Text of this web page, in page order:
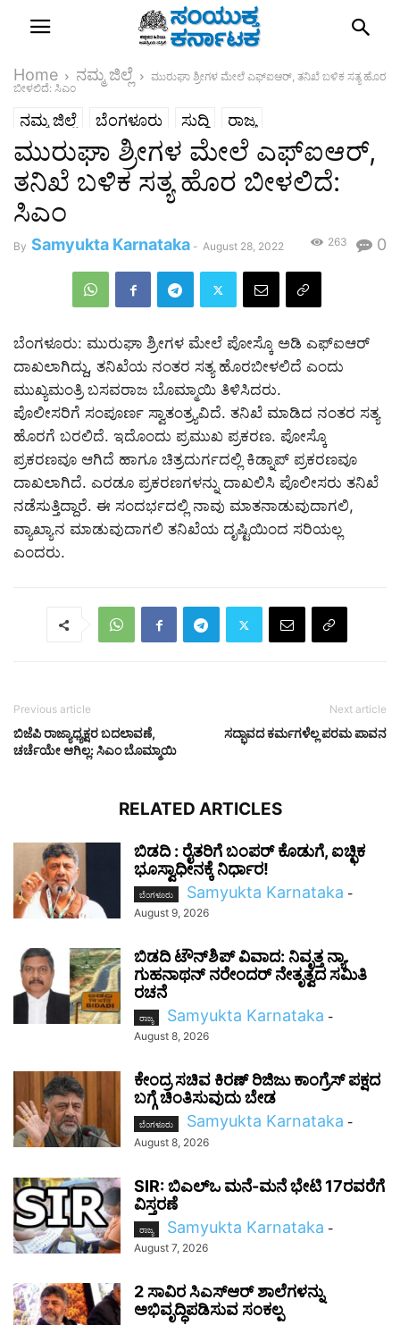
Home ನಮ್ಮ ಜಿಲ್ಲೆ
ಮುರುಘಾ ಶ್ರೀಗಳ ಮೇಲೆ ಎಫ್ಐಆರ್, ತನಿಖೆ ಬಳಿಕ ಸತ್ಯ ಹೊರ
ಬೀಳಲಿದೆ: ಸಿಎಂ
ನಮ್ಮ ಜಿಲ್ಲೆ ಬೆಂಗಳೂರು ಸುದ್ದಿ ರಾಜ್ಯ
ಮುರುಘಾ ಶ್ರೀಗಳ ಮೇಲೆ ಎಫ್ಐಆರ್,
ತನಿಖೆ ಬಳಿಕ ಸತ್ಯ ಹೊರ ಬೀಳಲಿದೆ:
ಸಿಎಂ
By Samyukta Karnataka - August 28, 2022 0
263
ಬೆಂಗಳೂರು: ಮುರುಘಾ ಶ್ರೀಗಳ ಮೇಲೆ ಪೋಸ್ಕೊ ಅಡಿ ಎಫ್ಐಆರ್
ದಾಖಲಾಗಿದ್ದು, ತನಿಖೆಯ ನಂತರ ಸತ್ಯ ಹೊರಬೀಳಲಿದೆ ಎಂದು
ಮುಖ್ಯಮಂತ್ರಿ ಬಸವರಾಜ ಬೊಮ್ಮಾಯಿ ತಿಳಿಸಿದರು.
ಪೊಲೀಸರಿಗೆ ಸಂಪೂರ್ಣ ಸ್ವಾತಂತ್ರ್ಯವಿದೆ. ತನಿಖೆ ಮಾಡಿದ ನಂತರ ಸತ್ಯ
ಹೊರಗೆ ಬರಲಿದೆ. ಇದೊಂದು ಪ್ರಮುಖ ಪ್ರಕರಣ. ಪೋಸ್ಕೊ
ಪ್ರಕರಣವೂ ಆಗಿದೆ ಹಾಗೂ ಚಿತ್ರದುರ್ಗದಲ್ಲಿ ಕಿಡ್ನಾಪ್ ಪ್ರಕರಣವೂ
ದಾಖಲಾಗಿದೆ. ಎರಡೂ ಪ್ರಕರಣಗಳನ್ನು ದಾಖಲಿಸಿ ಪೊಲೀಸರು ತನಿಖೆ
ನಡೆಸುತ್ತಿದ್ದಾರೆ. ಈ ಸಂದರ್ಭದಲ್ಲಿ ನಾವು ಮಾತನಾಡುವುದಾಗಲಿ,
ವ್ಯಾಖ್ಯಾನ ಮಾಡುವುದಾಗಲಿ ತನಿಖೆಯ ದೃಷ್ಟಿಯಿಂದ ಸರಿಯಲ್ಲ
ಎಂದರು.
Previous article
ಬಿಜೆಪಿ ರಾಜ್ಯಾಧ್ಯಕ್ಷರ ಬದಲಾವಣೆ,
ಚರ್ಚೆಯೇ ಆಗಿಲ್ಲ: ಸಿಎಂ ಬೊಮ್ಮಾಯಿ
Next article
ಸದ್ಭಾವದ ಕರ್ಮಗಳೆಲ್ಲ ಪರಮ ಪಾವನ
RELATED ARTICLES
ಬಿಡದಿ : ರೈತರಿಗೆ ಬಂಪರ್ ಕೊಡುಗೆ, ಐಚ್ಛಿಕ
ಭೂಸ್ವಾಧೀನಕ್ಕೆ ನಿರ್ಧಾರ!
ಬೆಂಗಳೂರು Samyukta Karnataka -
August 9, 2026
ಬಿಡದಿ ಟೌನ್‌ಶಿಪ್ ವಿವಾದ: ನಿವೃತ್ತ ನ್ಯಾ.
ಗುಹನಾಥನ್ ನರೇಂದರ್ ನೇತೃತ್ವದ ಸಮಿತಿ
ರಚನೆ
ರಾಜ್ಯ Samyukta Karnataka -
August 8, 2026
ಕೇಂದ್ರ ಸಚಿವ ಕಿರಣ್ ರಿಜಿಜು ಕಾಂಗ್ರೆಸ್ ಪಕ್ಷದ
ಬಗ್ಗೆ ಚಿಂತಿಸುವುದು ಬೇಡ
ಬೆಂಗಳೂರು Samyukta Karnataka -
August 8, 2026
SIR: ಬಿಎಲ್ಒ ಮನೆ-ಮನೆ ಭೇಟಿ 17ರವರೆಗೆ
ವಿಸ್ತರಣೆ
ರಾಜ್ಯ Samyukta Karnataka -
August 7, 2026
2 ಸಾವಿರ ಸಿಎಸ್‌ಆರ್ ಶಾಲೆಗಳನ್ನು
ಅಭಿವೃದ್ಧಿಪಡಿಸುವ ಸಂಕಲ್ಪ